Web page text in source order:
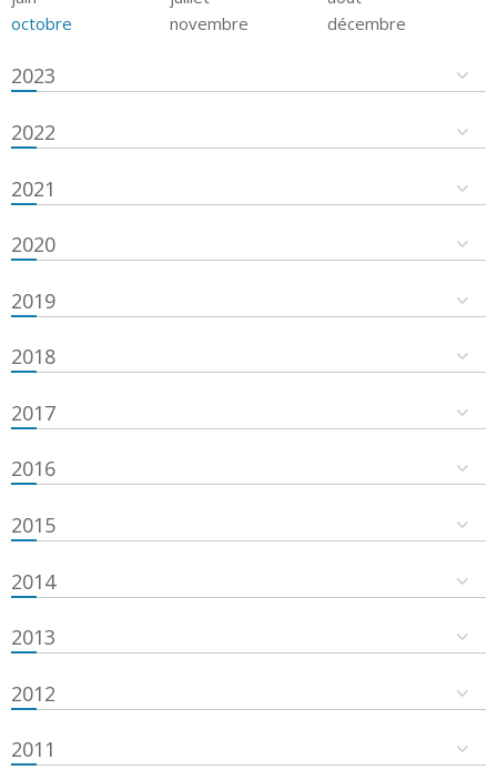
octobre
novembre décembre
2023
2022
2021
2020
2019
2018
2017
2016
2015
2014
2013
2012
2011